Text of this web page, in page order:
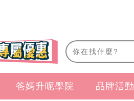
爸媽升呢學院 品牌活動